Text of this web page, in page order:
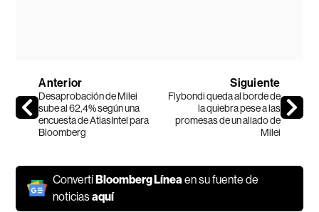
Anterior
Desaprobación de Milei
sube al 62,4% según una
encuesta de AtlasIntel para
Bloomberg
Siguiente
Flybondi queda al borde de
la quiebra pese a las
promesas de un aliado de
Milei
ConvertíBloomberg Línea en su fuente de
noticiasaquí